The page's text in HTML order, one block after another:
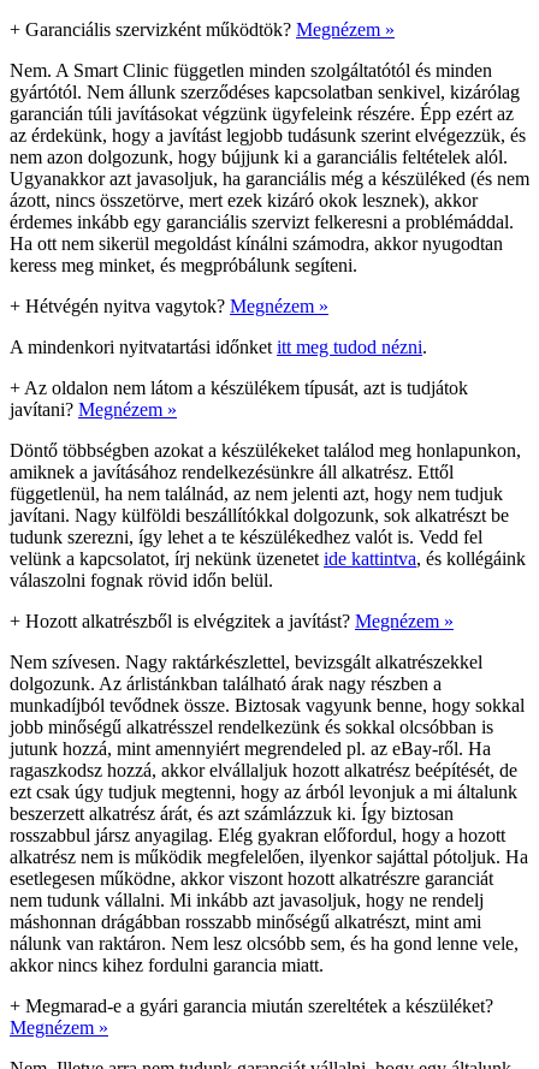
+ Garanciális szervizként működtök? Megnézem »
Nem. A Smart Clinic független minden szolgáltatótól és minden
gyártótól. Nem állunk szerződéses kapcsolatban senkivel, kizárólag
garancián túli javításokat végzünk ügyfeleink részére. Épp ezért az
az érdekünk, hogy a javítást legjobb tudásunk szerint elvégezzük, és
nem azon dolgozunk, hogy bújjunk ki a garanciális feltételek alól.
Ugyanakkor azt javasoljuk, ha garanciális még a készüléked (és nem
ázott, nincs összetörve, mert ezek kizáró okok lesznek), akkor
érdemes inkább egy garanciális szervizt felkeresni a problémáddal.
Ha ott nem sikerül megoldást kínálni számodra, akkor nyugodtan
keress meg minket, és megpróbálunk segíteni.
+ Hétvégén nyitva vagytok? Megnézem »
A mindenkori nyitvatartási időnket itt meg tudod nézni.
+ Az oldalon nem látom a készülékem típusát, azt is tudjátok
javítani? Megnézem »
Döntő többségben azokat a készülékeket találod meg honlapunkon,
amiknek a javításához rendelkezésünkre áll alkatrész. Ettől
függetlenül, ha nem találnád, az nem jelenti azt, hogy nem tudjuk
javítani. Nagy külföldi beszállítókkal dolgozunk, sok alkatrészt be
tudunk szerezni, így lehet a te készülékedhez valót is. Vedd fel
velünk a kapcsolatot, írj nekünk üzenetet ide kattintva, és kollégáink
válaszolni fognak rövid időn belül.
+ Hozott alkatrészből is elvégzitek a javítást? Megnézem »
Nem szívesen. Nagy raktárkészlettel, bevizsgált alkatrészekkel
dolgozunk. Az árlistánkban található árak nagy részben a
munkadíjból tevődnek össze. Biztosak vagyunk benne, hogy sokkal
jobb minőségű alkatrésszel rendelkezünk és sokkal olcsóbban is
jutunk hozzá, mint amennyiért megrendeled pl. az eBay-ről. Ha
ragaszkodsz hozzá, akkor elvállaljuk hozott alkatrész beépítését, de
ezt csak úgy tudjuk megtenni, hogy az árból levonjuk a mi általunk
beszerzett alkatrész árát, és azt számlázzuk ki. Így biztosan
rosszabbul jársz anyagilag. Elég gyakran előfordul, hogy a hozott
alkatrész nem is működik megfelelően, ilyenkor sajáttal pótoljuk. Ha
esetlegesen működne, akkor viszont hozott alkatrészre garanciát
nem tudunk vállalni. Mi inkább azt javasoljuk, hogy ne rendelj
máshonnan drágábban rosszabb minőségű alkatrészt, mint ami
nálunk van raktáron. Nem lesz olcsóbb sem, és ha gond lenne vele,
akkor nincs kihez fordulni garancia miatt.
+ Megmarad-e a gyári garancia miután szereltétek a készüléket?
Megnézem »